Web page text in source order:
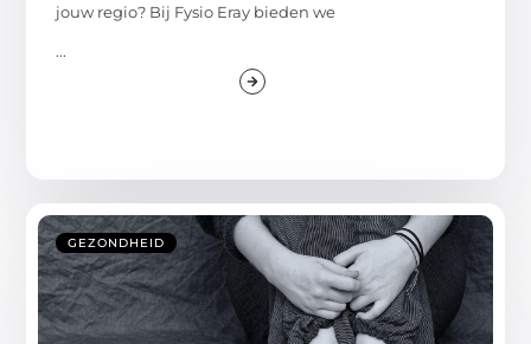
jouw regio? Bij Fysio Eray bieden we
...
GEZONDHEID